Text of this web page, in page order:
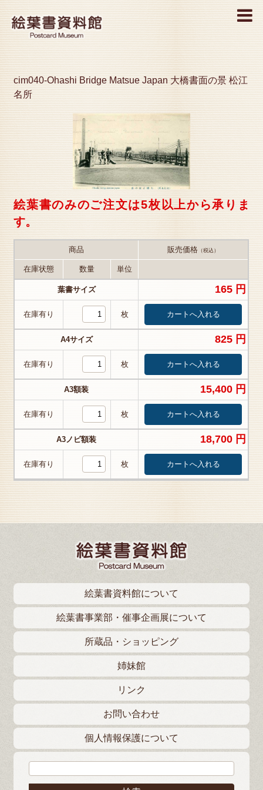
MENU
cim040-Ohashi Bridge Matsue Japan 大橋書面の景 松江
名所
絵葉書のみのご注文は5枚以上から承りま
す。
商品 販売価格 （税込）
在庫状態 数量 単位
葉書サイズ 165 円
在庫有り 枚
A4サイズ 825 円
在庫有り 枚
A3額装 15,400 円
在庫有り 枚
A3ノビ額装 18,700 円
在庫有り 枚
絵葉書資料館について
絵葉書事業部・催事企画展について
所蔵品・ショッピング
姉妹館
リンク
お問い合わせ
個人情報保護について